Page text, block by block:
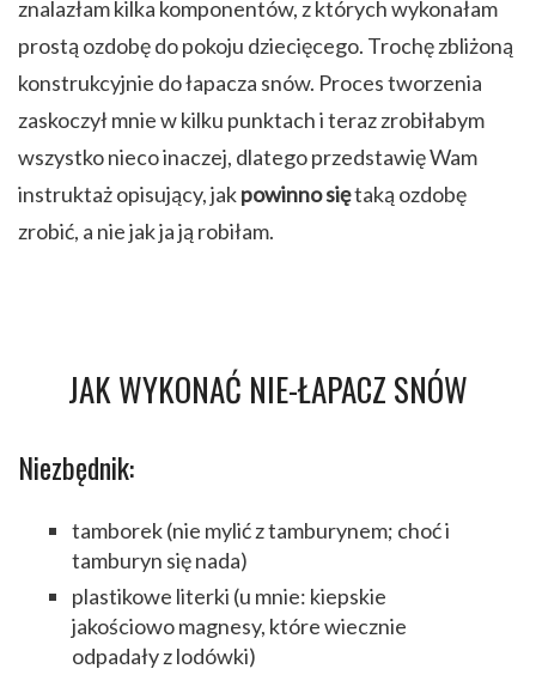
znalazłam kilka komponentów, z których wykonałam
prostą ozdobę do pokoju dziecięcego. Trochę zbliżoną
konstrukcyjnie do łapacza snów. Proces tworzenia
zaskoczył mnie w kilku punktach i teraz zrobiłabym
wszystko nieco inaczej, dlatego przedstawię Wam
instruktaż opisujący, jakpowinno siętaką ozdobę
zrobić, a nie jak ja ją robiłam.
JAK WYKONAĆ NIE-ŁAPACZ SNÓW
Niezbędnik:
tamborek (nie mylić z tamburynem; choć i
tamburyn się nada)
plastikowe literki (u mnie: kiepskie
jakościowo magnesy, które wiecznie
odpadały z lodówki)